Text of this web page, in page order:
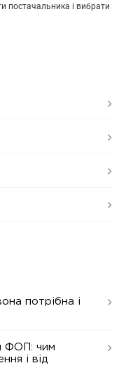
постачальника і вибрати
потрібна і
ФОП: чим
і від